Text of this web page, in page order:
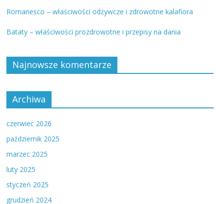
Romanesco – właściwości odżywcze i zdrowotne kalafiora
Bataty – właściwości prozdrowotne i przepisy na dania
Najnowsze komentarze
Archiwa
czerwiec 2026
październik 2025
marzec 2025
luty 2025
styczeń 2025
grudzień 2024